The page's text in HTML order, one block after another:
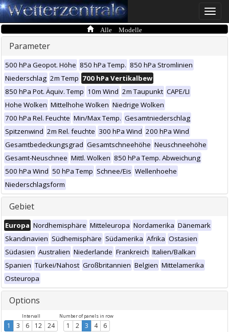
Toggle
Alle Modelle
Parameter
500 hPa Geopot. Höhe 850 hPa Temp. 850 hPa Stromlinien
Niederschlag 2m Temp 700 hPa Vertikalbew
850 hPa Pot. Äquiv. Temp 10m Wind 2m Taupunkt CAPE/LI
Hohe Wolken Mittelhohe Wolken Niedrige Wolken
700 hPa Rel. Feuchte Min/Max Temp. Gesamtniederschlag
Spitzenwind 2m Rel. feuchte 300 hPa Wind 200 hPa Wind
Gesamtbedeckungsgrad Gesamtschneehöhe Neuschneehöhe
Gesamt-Neuschnee Mittl. Wolken 850 hPa Temp. Abweichung
500 hPa Wind 50 hPa Temp Schnee/Eis Wellenhoehe
Niederschlagsform
Gebiet
Europa Nordhemisphäre Mitteleuropa Nordamerika Dänemark
Skandinavien Südhemisphäre Südamerika Afrika Ostasien
Südasien Australien Niederlande Frankreich Italien/Balkan
Spanien Türkei/Nahost Großbritannien Belgien Mittelamerika
Osteuropa
Options
Intervall
1 3 6 12 24
Number of panels in row
1 2 3 4 6